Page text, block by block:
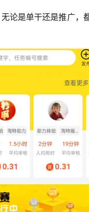
论是单干还是推广，